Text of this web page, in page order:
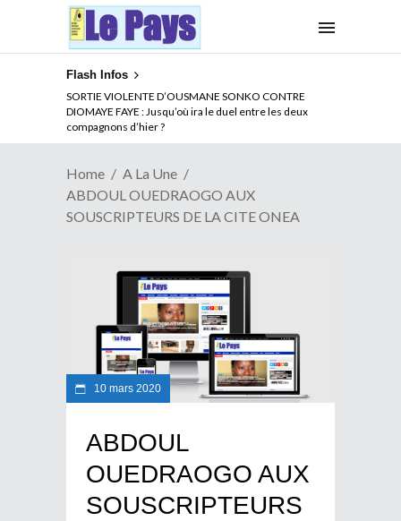
Flash Infos
SORTIE VIOLENTE D’OUSMANE SONKO CONTRE
DIOMAYE FAYE : Jusqu’où ira le duel entre les deux
compagnons d’hier ?
NOUVELLE ATTAQUE MEURTRIERE DES ADF EN RDC :
Comment arrêter la spirale de la violence au Congo
Home
A La Une
ABDOUL OUEDRAOGO AUX
SOUSCRIPTEURS DE LA CITE ONEA
10 mars 2020
ABDOUL
OUEDRAOGO AUX
SOUSCRIPTEURS